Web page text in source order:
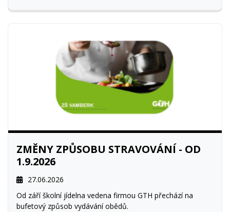
žákům i široké veřejnosti 24 hodin denně.
ZMĚNY ZPŮSOBU STRAVOVÁNÍ - OD
1.9.2026
27.06.2026
Od září školní jídelna vedena firmou GTH přechází na
bufetový způsob vydávání obědů.